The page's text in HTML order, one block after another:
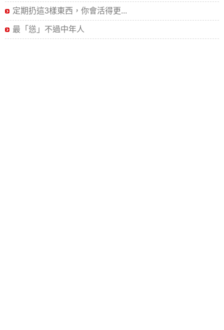
定期扔這3樣東西，你會活得更...
最「慫」不過中年人